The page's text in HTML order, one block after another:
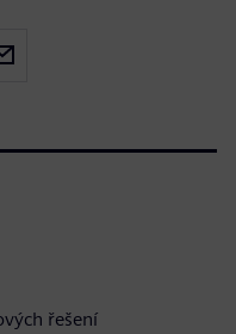
řešení